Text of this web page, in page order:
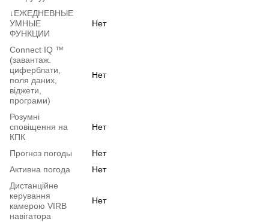
↓ЕЖЕДНЕВНЫЕ
УМНЫЕ
ФУНКЦИИ
Нет
Connect IQ ™
(завантаж.
циферблати,
поля даних,
віджети,
програми)
Нет
Розумні
сповіщення на
КПК
Нет
Прогноз погоды
Нет
Активна погода
Нет
Дистанційне
керування
камерою VIRB
навігатора
Нет